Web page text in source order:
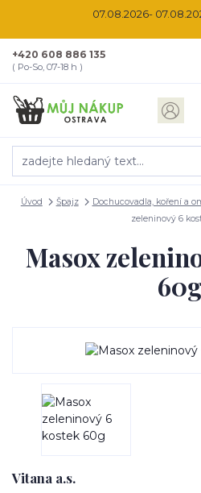
07.08.2026-
+420 608 886 135
( Po-So, 07-18 h )
Úvod Špajz Dochucovadla, koření a
zeleninový 6
Masox
60g
Vitana a.s.